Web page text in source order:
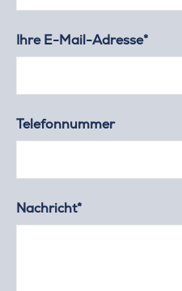
Ihre E-Mail-Adresse*
Telefonnummer
Nachricht*